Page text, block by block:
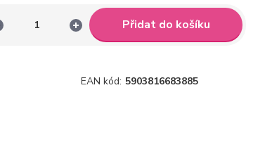
Přidat do košíku
EAN kód: 5903816683885